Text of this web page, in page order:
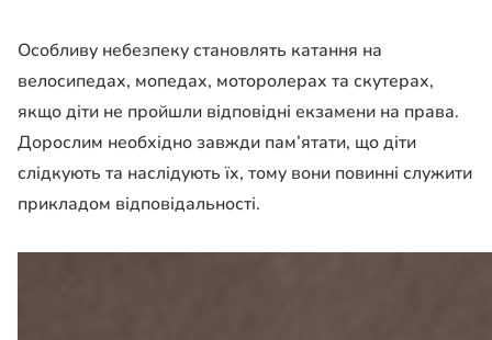
Особливу небезпеку становлять катання на
велосипедах, мопедах, моторолерах та скутерах,
якщо діти не пройшли відповідні екзамени на права.
Дорослим необхідно завжди пам’ятати, що діти
слідкують та наслідують їх, тому вони повинні служити
прикладом відповідальності.